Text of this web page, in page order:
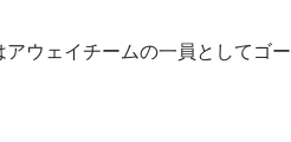
ウェイチームの一員としてゴー